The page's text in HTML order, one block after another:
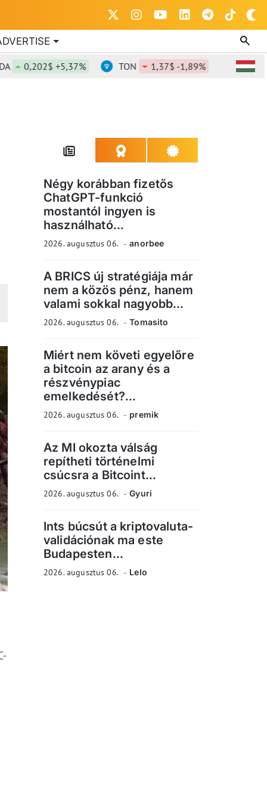
0,202$ +5,37% TON 1,37$ -1,89%
Négy korábban fizetős
ChatGPT-funkció
mostantól ingyen is
használható...
2026. augusztus 06. anorbee
A BRICS új stratégiája már
nem a közös pénz, hanem
valami sokkal nagyobb...
2026. augusztus 06. Tomasito
Miért nem követi egyelőre
a bitcoin az arany és a
részvénypiac
emelkedését?...
2026. augusztus 06. premik
Az MI okozta válság
repítheti történelmi
csúcsra a Bitcoint...
2026. augusztus 06. Gyuri
Ints búcsút a kriptovaluta-
validációnak ma este
Budapesten...
2026. augusztus 06. Lelo